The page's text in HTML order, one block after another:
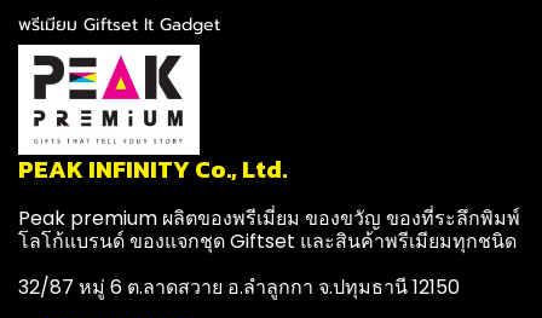
พรีเมียม Giftset It Gadget
PEAK INFINITY Co., Ltd.
Peak premium ผลิตของพรีเมี่ยม ของขวัญ ของที่ระลึกพิมพ์
โลโก้แบรนด์ ของแจกชุด Giftset และสินค้าพรีเมียมทุกชนิด
32/87 หมู่ 6 ต.ลาดสวาย อ.ลำลูกกา จ.ปทุมธานี 12150